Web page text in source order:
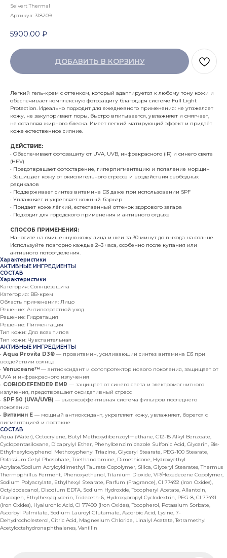
Selvert Thermal
Артикул: 318209
5900.00 ₽
ДОБАВИТЬ В КОРЗИНУ
Легкий гель-крем с оттенком, который адаптируется к любому тону кожи и
обеспечивает комплексную фотозащиту благодаря системе Full Light
Protection. Идеально подходит для ежедневного применения: не утяжеляет
кожу, не закупоривает поры, быстро впитывается, увлажняет и смягчает,
не оставляя жирного блеска. Имеет легкий матирующий эффект и придаёт
коже естественное сияние.
ДЕЙСТВИЕ:
• Обеспечивает фотозащиту от UVA, UVB, инфракрасного (IR) и синего света
(HEV)
• Предотвращает фотостарение, гиперпигментацию и появление морщин
• Защищает кожу от окислительного стресса и воздействия свободных
радикалов
• Поддерживает синтез витамина D3 даже при использовании SPF
• Увлажняет и укрепляет кожный барьер
• Придает коже лёгкий, естественный оттенок здорового загара
• Подходит для городского применения и активного отдыха
СПОСОБ ПРИМЕНЕНИЯ:
Наносите на очищенную кожу лица и шеи за 30 минут до выхода на солнце.
Используйте повторно каждые 2–3 часа, особенно после купания или
активного потоотделения.
Характеристики
АКТИВНЫЕ ИНГРЕДИЕНТЫ
СОСТАВ
Характеристики
Категория: Солнцезащита
Категория: BB-крем
Область применения: Лицо
Решение: Антивозрастной уход
Решение: Гидратация
Решение: Пигментация
Тип кожи: Для всех типов
Тип кожи: Чувствительная
АКТИВНЫЕ ИНГРЕДИЕНТЫ
• Aqua Provita D3® — провитамин, усиливающий синтез витамина D3 при
воздействии солнца
• Venuceane™ — антиоксидант и фотопротектор нового поколения, защищает от
UVA и инфракрасного излучения
• COBIODEFENDER EMR — защищает от синего света и электромагнитного
излучения, предотвращает оксидативный стресс
• SPF 50 (UVA/UVB) — высокоэффективная система фильтров последнего
поколения
• Витамин Е — мощный антиоксидант, укрепляет кожу, увлажняет, борется с
пигментацией и постакне
СОСТАВ
Aqua (Water), Octocrylene, Butyl Methoxydibenzoylmethane, C12-15 Alkyl Benzoate,
Cyclopentasiloxane, Dicaprylyl Ether, Phenylbenzimidazole Sulfonic Acid, Glycerin, Bis-
Ethylhexyloxyphenol Methoxyphenyl Triazine, Glyceryl Stearate, PEG-100 Stearate,
Potassium Cetyl Phosphate, Triethanolamine, Dimethicone, Hydroxyethyl
Acrylate/Sodium Acryloyldimethyl Taurate Copolymer, Silica, Glyceryl Stearates, Thermus
Thermophillus Ferment, Phenoxyethanol, Titanium Dioxide, VP/Hexadecene Copolymer,
Sodium Polyacrylate, Ethylhexyl Stearate, Parfum (Fragrance), CI 77492 (Iron Oxides),
Octyldodecanol, Disodium EDTA, Sodium Hydroxide, Tocopheryl Acetate, Allantoin,
Glycogen, Ethylhexylglycerin, Trideceth-6, Hydroxypropyl Cyclodextrin, PEG-8, CI 77491
(Iron Oxides), Hyaluronic Acid, CI 77499 (Iron Oxides), Tocopherol, Potassium Sorbate,
Ascorbyl Palmitate, Sodium Lauroyl Glutamate, Ascorbic Acid, Lysine, 7-
Dehydrocholesterol, Citric Acid, Magnesium Chloride, Linalyl Acetate, Tetramethyl
Acetyloctahydronaphthalenes, Vanillin